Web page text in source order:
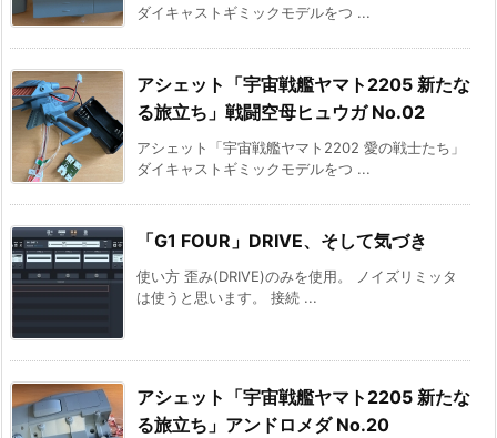
ダイキャストギミックモデルをつ ...
アシェット「宇宙戦艦ヤマト2205 新たな
る旅立ち」戦闘空母ヒュウガ No.02
アシェット「宇宙戦艦ヤマト2202 愛の戦士たち」
ダイキャストギミックモデルをつ ...
「G1 FOUR」DRIVE、そして気づき
使い方 歪み(DRIVE)のみを使用。 ノイズリミッタ
は使うと思います。 接続 ...
アシェット「宇宙戦艦ヤマト2205 新たな
る旅立ち」アンドロメダ No.20